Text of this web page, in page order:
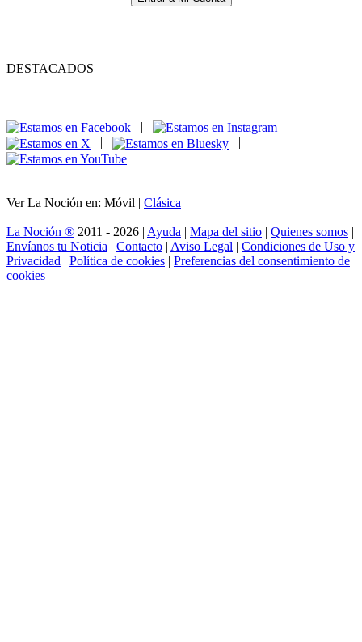
DESTACADOS
|
|
|
|
Ver La Noción en: Móvil | Clásica
La Noción ® 2011 - 2026 | Ayuda | Mapa del sitio | Quienes somos |
Envíanos tu Noticia | Contacto | Aviso Legal | Condiciones de Uso y
Privacidad | Política de cookies | Preferencias del consentimiento de
cookies